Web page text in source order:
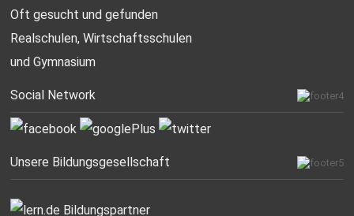
Oft gesucht und gefunden
Realschulen,Wirtschaftsschulen
und Gymnasium
Social Network
Unsere Bildungsgesellschaft